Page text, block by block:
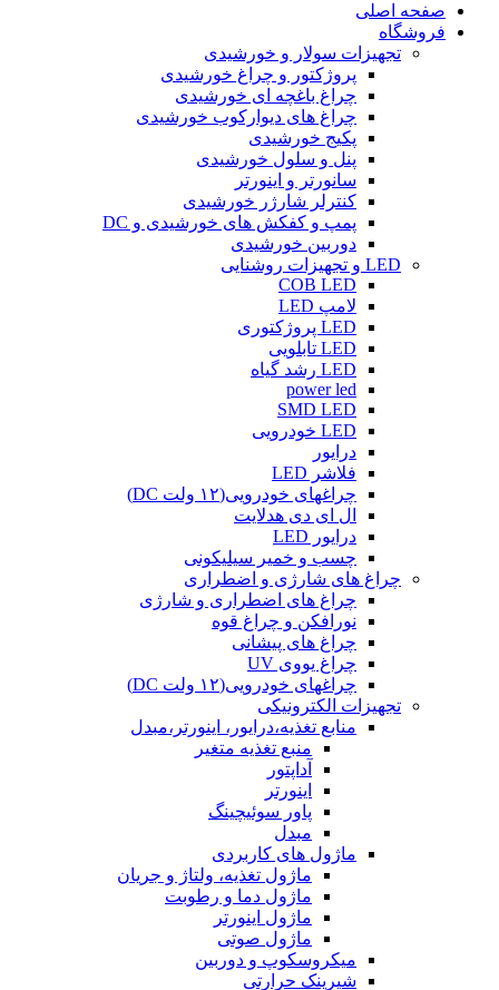
صفحه اصلی
فروشگاه
تجهیزات سولار و خورشیدی
پروژکتور و چراغ خورشیدی
چراغ باغچه ای خورشیدی
چراغ های دیوارکوب خورشیدی
پکیج خورشیدی
پنل و سلول خورشیدی
سانورتر و اینورتر
کنترلر شارژر خورشیدی
پمپ و کفکش های خورشیدی و DC
دوربین خورشیدی
LED و تجهیزات روشنایی
COB LED
لامپ LED
LED پروژکتوری
LED تابلویی
LED رشد گیاه
power led
SMD LED
LED خودرویی
درایور
فلاشر LED
چراغهای خودرویی(۱۲ ولت DC)
ال ای دی هدلایت
درایور LED
چسب و خمیر سیلیکونی
چراغ های شارژی و اضطراری
چراغ های اضطراری و شارژی
نورافکن و چراغ قوه
چراغ های پیشانی
چراغ یووی UV
چراغهای خودرویی(۱۲ ولت DC)
تجهیزات الکترونیکی
منابع تغذیه،درایور، اینورتر،مبدل
منبع تغذیه متغیر
آداپتور
اینورتر
پاور سوئیچینگ
مبدل
ماژول های کاربردی
ماژول تغذیه، ولتاژ و جریان
ماژول دما و رطوبت
ماژول اینورتر
ماژول صوتی
میکروسکوپ و دوربین
شیرینک حرارتی